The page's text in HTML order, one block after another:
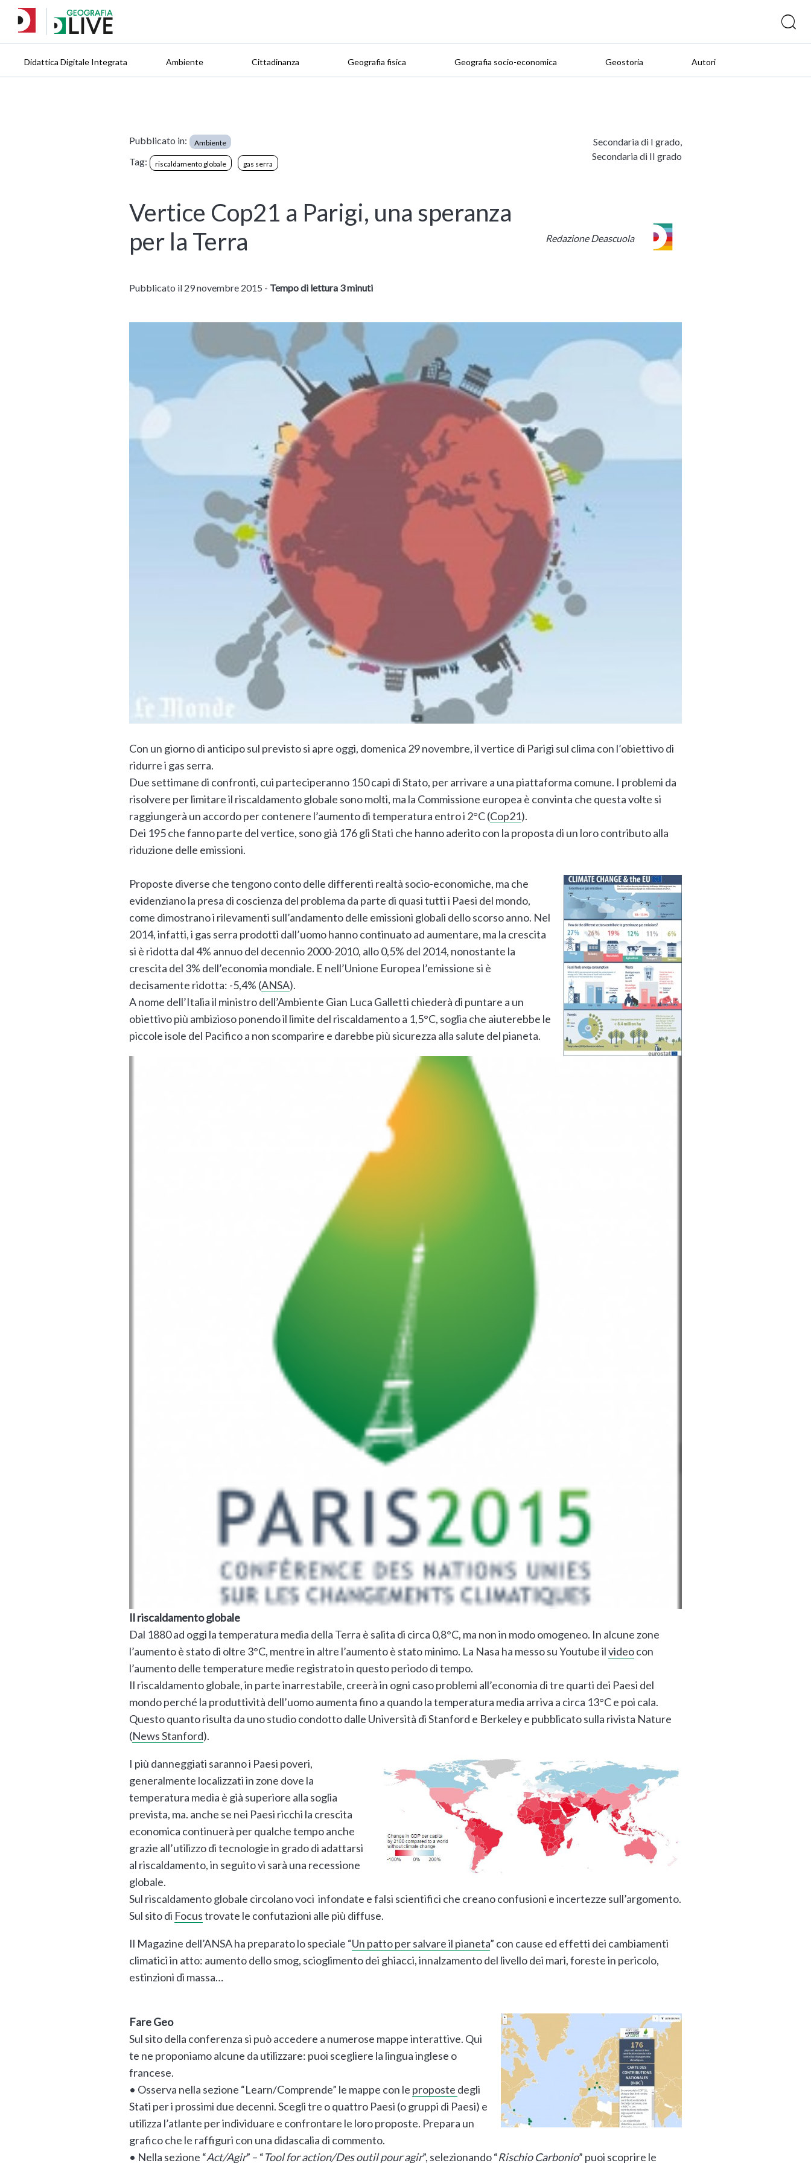
Didattica Digitale Integrata Ambiente Cittadinanza Geografia fisica Geografia socio-economica Geostoria Autori
Pubblicato in: Ambiente
Tag: riscaldamento globale gas serra
Secondaria di I grado,
Secondaria di II grado
Vertice Cop21 a Parigi, una speranza
per la Terra
Redazione Deascuola
Pubblicato il 29 novembre 2015 - Tempo di lettura 3 minuti
Con un giorno di anticipo sul previsto si apre oggi, domenica 29 novembre, il vertice di Parigi sul clima con l’obiettivo di
ridurre i gas serra.
Due settimane di confronti, cui parteciperanno 150 capi di Stato, per arrivare a una piattaforma comune. I problemi da
risolvere per limitare il riscaldamento globale sono molti, ma la Commissione europea è convinta che questa volte si
raggiungerà un accordo per contenere l’aumento di temperatura entro i 2°C (Cop21).
Dei 195 che fanno parte del vertice, sono già 176 gli Stati che hanno aderito con la proposta di un loro contributo alla
riduzione delle emissioni.
Proposte diverse che tengono conto delle differenti realtà socio-economiche, ma che
evidenziano la presa di coscienza del problema da parte di quasi tutti i Paesi del mondo,
come dimostrano i rilevamenti sull’andamento delle emissioni globali dello scorso anno. Nel
2014, infatti, i gas serra prodotti dall’uomo hanno continuato ad aumentare, ma la crescita
si è ridotta dal 4% annuo del decennio 2000-2010, allo 0,5% del 2014, nonostante la
crescita del 3% dell’economia mondiale. E nell’Unione Europea l’emissione si è
decisamente ridotta: -5,4% (ANSA).
A nome dell’Italia il ministro dell’Ambiente Gian Luca Galletti chiederà di puntare a un
obiettivo più ambizioso ponendo il limite del riscaldamento a 1,5°C, soglia che aiuterebbe le
piccole isole del Pacifico a non scomparire e darebbe più sicurezza alla salute del pianeta.
Il riscaldamento globale
Dal 1880 ad oggi la temperatura media della Terra è salita di circa 0,8°C, ma non in modo omogeneo. In alcune zone
l’aumento è stato di oltre 3°C, mentre in altre l’aumento è stato minimo. La Nasa ha messo su Youtube ilvideocon
l’aumento delle temperature medie registrato in questo periodo di tempo.
Il riscaldamento globale, in parte inarrestabile, creerà in ogni caso problemi all’economia di tre quarti dei Paesi del
mondo perché la produttività dell’uomo aumenta fino a quando la temperatura media arriva a circa 13°C e poi cala.
Questo quanto risulta da uno studio condotto dalle Università di Stanford e Berkeley e pubblicato sulla rivista Nature
(News Stanford).
I più danneggiati saranno i Paesi poveri,
generalmente localizzati in zone dove la
temperatura media è già superiore alla soglia
prevista, ma. anche se nei Paesi ricchi la crescita
economica continuerà per qualche tempo anche
grazie all’utilizzo di tecnologie in grado di adattarsi
al riscaldamento, in seguito vi sarà una recessione
globale.
Sul riscaldamento globale circolano voci infondate e falsi scientifici che creano confusioni e incertezze sull’argomento.
Sul sito di Focustrovate le confutazioni alle più diffuse.
Il Magazine dell’ANSA ha preparato lo speciale “Un patto per salvare il pianeta” con cause ed effetti dei cambiamenti
climatici in atto: aumento dello smog, scioglimento dei ghiacci, innalzamento del livello dei mari, foreste in pericolo,
estinzioni di massa…
Fare Geo
Sul sito della conferenza si può accedere a numerose mappe interattive. Qui
te ne proponiamo alcune da utilizzare: puoi scegliere la lingua inglese o
francese.
• Osserva nella sezione “Learn/Comprende” le mappe con le proposte degli
Stati per i prossimi due decenni. Scegli tre o quattro Paesi (o gruppi di Paesi) e
utilizza l’atlante per individuare e confrontare le loro proposte. Prepara un
grafico che le raffiguri con una didascalia di commento.
• Nella sezione “Act/Agir” – “Tool for action/Des outil pour agir”, selezionando “Rischio Carbonio” puoi scoprire le